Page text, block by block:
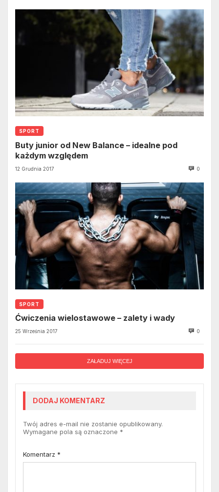
SPORT
Buty junior od New Balance – idealne pod
każdym względem
12 Grudnia 2017 0
SPORT
Ćwiczenia wielostawowe – zalety i wady
25 Września 2017 0
ZAŁADUJ WIĘCEJ
DODAJ KOMENTARZ
Twój adres e-mail nie zostanie opublikowany.
Wymagane pola są oznaczone *
Komentarz *